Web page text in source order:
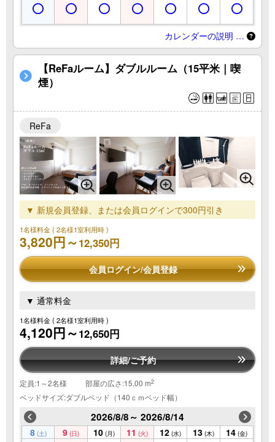
カレンダーの説明 …
【ReFaルーム】ダブルルーム（15平米｜喫
煙）
ReFa
▼ 新規会員登録、または会員ログインで300円引き
1名様料金( 2名様1室利用時 )
3,820円～12,350円
会員ログイン/会員登録
▼ 通常料金
1名様料金( 2名様1室利用時 )
4,120円～12,650円
詳細/ご予約
定員:1～2名様 部屋の広さ:15.00 m2
ベッドサイズ:ダブルベッド（140ｃｍベッド幅）
2026/8/8～ 2026/8/14
8 (土) 9 (日) 10 (月) 11 (火) 12 (水) 13 (木) 14 (金)